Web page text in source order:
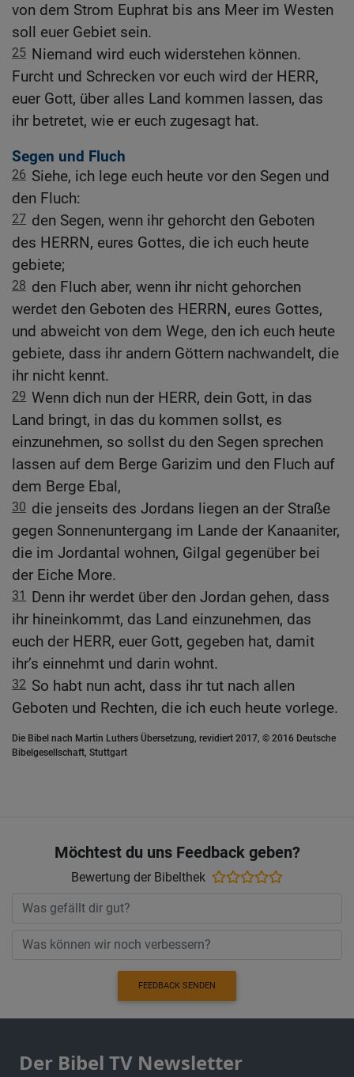
von dem Strom Euphrat bis ans Meer im Westen
soll euer Gebiet sein.
25 Niemand wird euch widerstehen können.
Furcht und Schrecken vor euch wird der HERR,
euer Gott, über alles Land kommen lassen, das
ihr betretet, wie er euch zugesagt hat.
Segen und Fluch
26 Siehe, ich lege euch heute vor den Segen und
den Fluch:
27 den Segen, wenn ihr gehorcht den Geboten
des HERRN, eures Gottes, die ich euch heute
gebiete;
28 den Fluch aber, wenn ihr nicht gehorchen
werdet den Geboten des HERRN, eures Gottes,
und abweicht von dem Wege, den ich euch heute
gebiete, dass ihr andern Göttern nachwandelt, die
ihr nicht kennt.
29 Wenn dich nun der HERR, dein Gott, in das
Land bringt, in das du kommen sollst, es
einzunehmen, so sollst du den Segen sprechen
lassen auf dem Berge Garizim und den Fluch auf
dem Berge Ebal,
30 die jenseits des Jordans liegen an der Straße
gegen Sonnenuntergang im Lande der Kanaaniter,
die im Jordantal wohnen, Gilgal gegenüber bei
der Eiche More.
31
Denn ihr werdet über den Jordan gehen, dass
ihr hineinkommt, das Land einzunehmen, das
euch der HERR, euer Gott, gegeben hat, damit
ihr’s einnehmt und darin wohnt.
32 So habt nun acht, dass ihr tut nach allen
Geboten und Rechten, die ich euch heute vorlege.
Die Bibel nach Martin Luthers Übersetzung, revidiert 2017, © 2016 Deutsche
Bibelgesellschaft, Stuttgart
Möchtest du uns Feedback geben?
Bewertung der Bibelthek
FEEDBACK SENDEN
Der Bibel TV Newsletter